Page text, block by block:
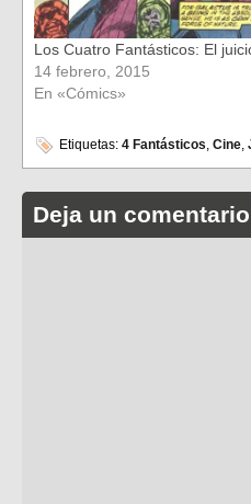
Los Cuatro Fantásticos: El
14 febrero, 2015
En «Cómics»
Etiquetas: 4 Fantásticos Cine
Deja un comentario